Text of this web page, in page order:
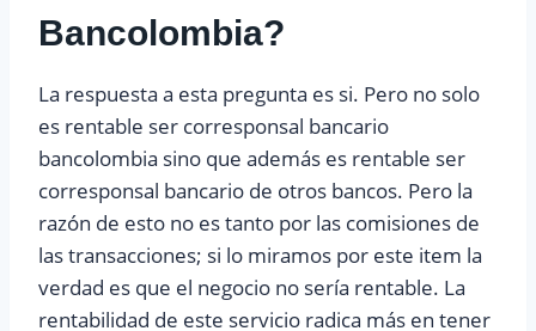
Bancolombia?
La respuesta a esta pregunta es si. Pero no solo
es rentable ser corresponsal bancario
bancolombia sino que además es rentable ser
corresponsal bancario de otros bancos. Pero la
razón de esto no es tanto por las comisiones de
las transacciones; si lo miramos por este item la
verdad es que el negocio no sería rentable. La
rentabilidad de este servicio radica más en tener